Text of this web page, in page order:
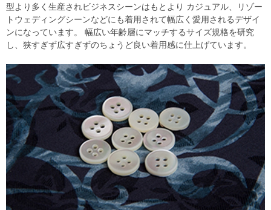
型より多く生産されビジネスシーンはもとより カジュアル、リゾー
トウェディングシーンなどにも着用されて幅広く愛用されるデザイ
ンになっています。 幅広い年齢層にマッチするサイズ規格を研究
し、狭すぎず広すぎずのちょうど良い着用感に仕上げています。